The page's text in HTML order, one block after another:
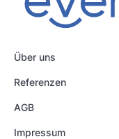
Über uns
Referenzen
AGB
Impressum